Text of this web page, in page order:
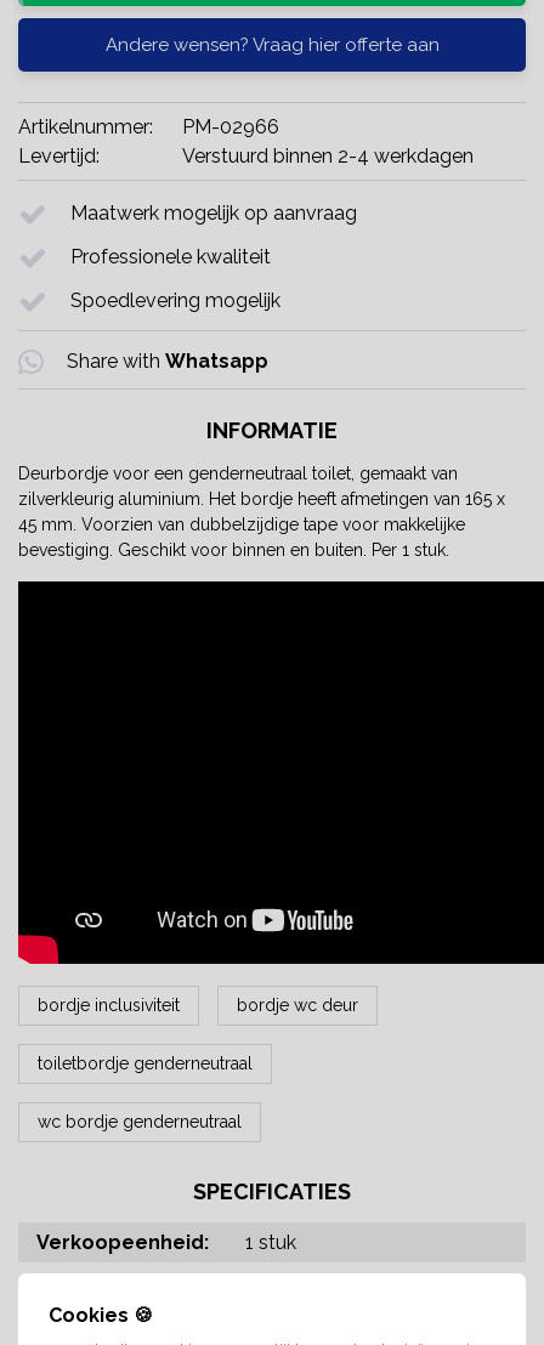
Cookies 🍪
Andere wensen? Vraag hier offerte aan
Artikelnummer:
PM-02966
Levertijd:
Verstuurd binnen 2-4 werkdagen
Maatwerk mogelijk op aanvraag
Professionele kwaliteit
Spoedlevering mogelijk
Share with Whatsapp
INFORMATIE
Deurbordje voor een genderneutraal toilet, gemaakt van
zilverkleurig aluminium. Het bordje heeft afmetingen van 165 x
45 mm. Voorzien van dubbelzijdige tape voor makkelijke
bevestiging. Geschikt voor binnen en buiten. Per 1 stuk.
bordje inclusiviteit bordje wc deur
toiletbordje genderneutraal
wc bordje genderneutraal
SPECIFICATIES
Verkoopeenheid:
1 stuk
Materiaal type: